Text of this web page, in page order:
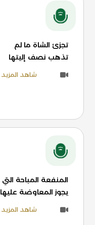
تجزئ الشاة ما لم
تذهب نصف إليتها
شاهد المزيد
المنفعة المباحة التي
يجوز المعاوضة عليها
شاهد المزيد